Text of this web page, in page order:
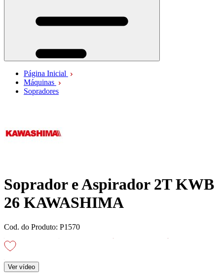
Página Inicial
Máquinas
Sopradores
Soprador e Aspirador 2T KWB
26 KAWASHIMA
Cod. do Produto: P1570
Ver vídeo